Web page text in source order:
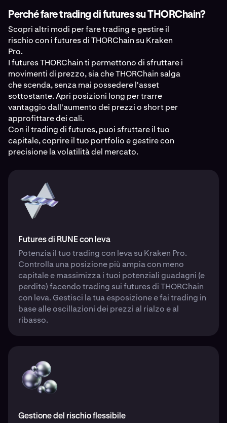
Perché fare trading di futures su THORChain?
Scopri altri modi per fare trading e gestire il
rischio con i futures di THORChain su Kraken
Pro.
I futures THORChain ti permettono di sfruttare i
movimenti di prezzo, sia che THORChain salga
che scenda, senza mai possedere l'asset
sottostante. Apri posizioni long per trarre
vantaggio dall'aumento dei prezzi o short per
approfittare dei cali.
Con il trading di futures, puoi sfruttare il tuo
capitale, coprire il tuo portfolio e gestire con
precisione la volatilità del mercato.
Futures di RUNE con leva
Potenzia il tuo trading con leva su Kraken Pro.
Controlla una posizione più ampia con meno
capitale e massimizza i tuoi potenziali guadagni (e
perdite) facendo trading sui futures di THORChain
con leva. Gestisci la tua esposizione e fai trading in
base alle oscillazioni dei prezzi al rialzo e al
ribasso.
Gestione del rischio flessibile